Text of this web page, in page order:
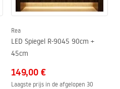
Rea
LED Spiegel R-9045 90cm +
45cm
149,00 €
Laagste prijs in de afgelopen 30